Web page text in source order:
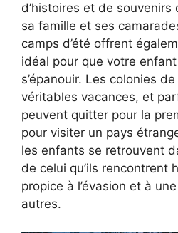
d’histoires et de souvenirs
sa famille et ses
camps d’été offrent
idéal pour que votre
s’épanouir. Les colonies
véritables vacances, et
peuvent quitter pour la
pour visiter un pays
les enfants se retrouvent
de celui qu’ils rencontrent
propice à l’évasion et à
autres.